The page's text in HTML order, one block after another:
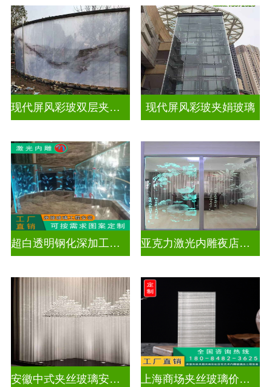
现代屏风彩玻双层夹娟玻璃 现代屏风彩玻夹娟玻璃
超白透明钢化深加工激光内雕玻璃 亚克力激光内雕夜店餐厅装饰
安徽中式夹丝玻璃安装厂家 上海商场夹丝玻璃价钱多少